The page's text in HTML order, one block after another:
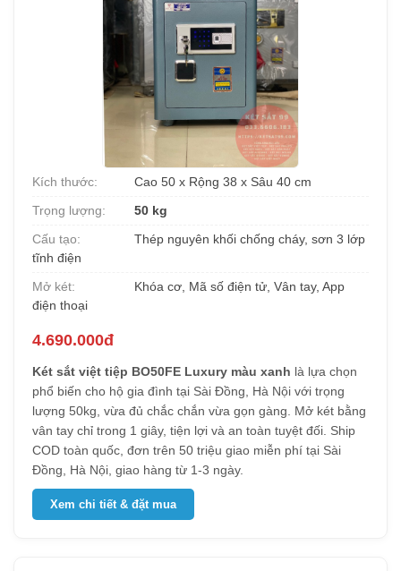
Kích thước:
Cao 50 x Rộng 38 x Sâu 40 cm
Trọng lượng:
50 kg
Cấu tạo:
Thép nguyên khối chống cháy, sơn 3 lớp
tĩnh điện
Mở két:
Khóa cơ, Mã số điện tử, Vân tay, App
điện thoại
4.690.000đ
Két sắt việt tiệp BO50FE Luxury màu xanh là lựa chọn
phổ biến cho hộ gia đình tại Sài Đồng, Hà Nội với trọng
lượng 50kg, vừa đủ chắc chắn vừa gọn gàng. Mở két bằng
vân tay chỉ trong 1 giây, tiện lợi và an toàn tuyệt đối. Ship
COD toàn quốc, đơn trên 50 triệu giao miễn phí tại Sài
Đồng, Hà Nội, giao hàng từ 1-3 ngày.
Xem chi tiết & đặt mua